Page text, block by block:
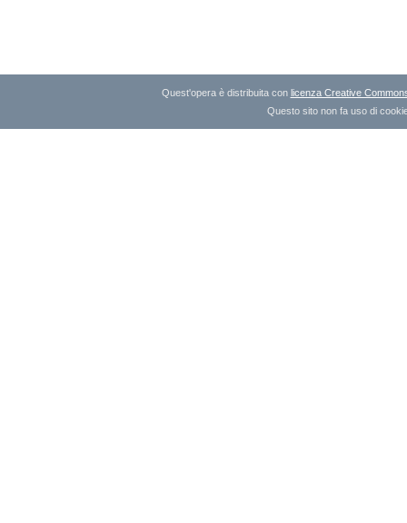
Quest'opera è distribuita con licenza Creative
Questo sito non fa uso di